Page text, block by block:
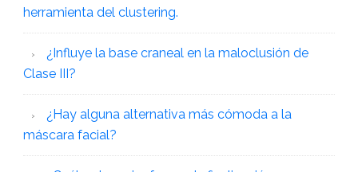
herramienta del clustering.
¿Influye la base craneal en la maloclusión de
Clase III?
¿Hay alguna alternativa más cómoda a la
máscara facial?